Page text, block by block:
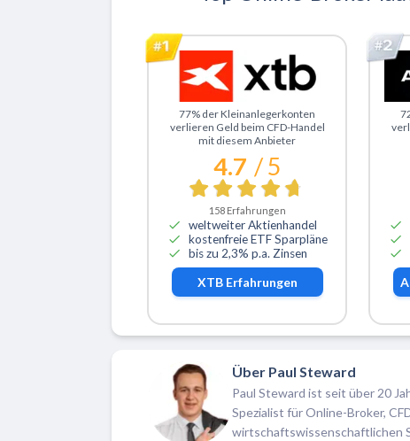
Zu XTB
77% der Kleinanlegerkonten
verlieren Geld beim CFD-Handel
mit diesem Anbieter
4.7 / 5
158Erfahrungen
weltweiter Aktienhandel
kostenfreie ETF Sparpläne
bis zu 2,3% p.a. Zinsen
XTBErfahrungen
Zu
Über Paul Steward
Paul Steward ist seit über 20
Spezialist für Online-Broker,
wirtschaftswissenschaftlichen